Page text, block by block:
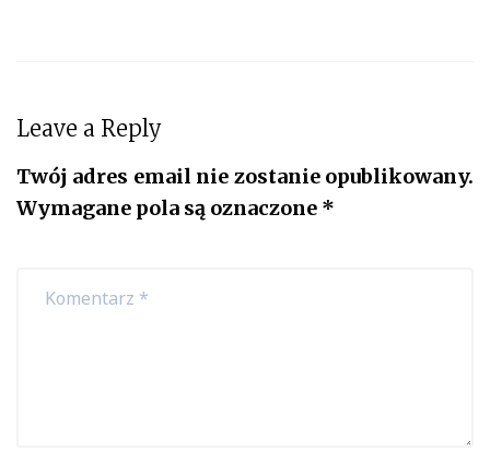
Leave a Reply
Twój adres email nie zostanie opublikowany.
Wymagane pola są oznaczone *